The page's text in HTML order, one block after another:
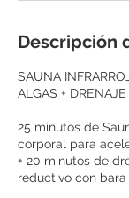
Descripción
SAUNA
ALGAS +
25 minutos de
corporal para
+ 20 minutos de
reductivo con